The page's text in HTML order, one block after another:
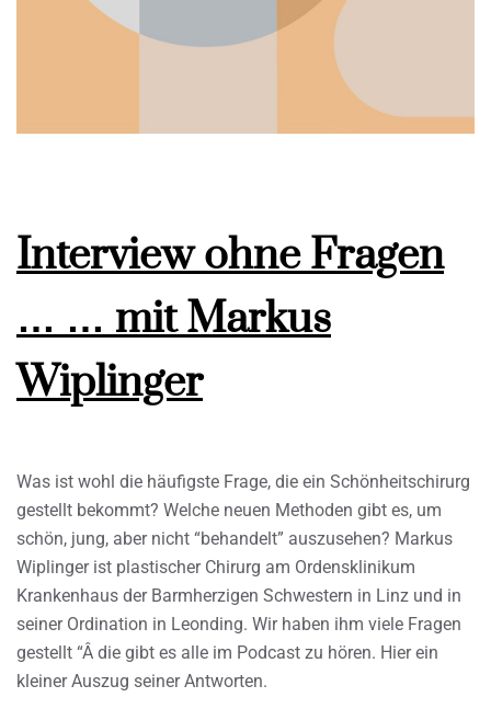
Interview ohne Fragen
… … mit Markus
Wiplinger
Was ist wohl die häufigste Frage, die ein Schönheitschirurg
gestellt bekommt? Welche neuen Methoden gibt es, um
schön, jung, aber nicht “behandelt” auszusehen? Markus
Wiplinger ist plastischer Chirurg am Ordensklinikum
Krankenhaus der Barmherzigen Schwestern in Linz und in
seiner Ordination in Leonding. Wir haben ihm viele Fragen
gestellt “Â die gibt es alle im Podcast zu hören. Hier ein
kleiner Auszug seiner Antworten.